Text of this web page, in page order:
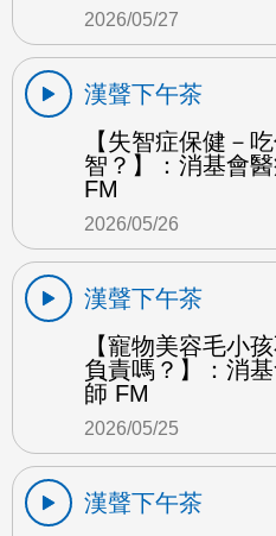
2026/05/27
漢聲下午茶
【失智症保健－
智？】：消基會
FM
2026/05/26
漢聲下午茶
【寵物美容毛小
負責嗎？】：消
師 FM
2026/05/25
漢聲下午茶